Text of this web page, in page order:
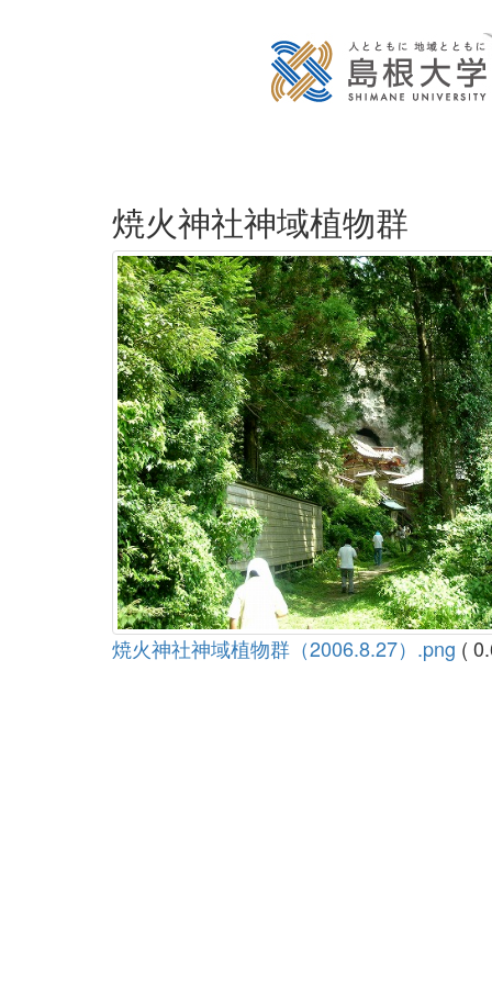
焼火神社神域植物群
焼火神社神域植物群（2006.8.27）.png (